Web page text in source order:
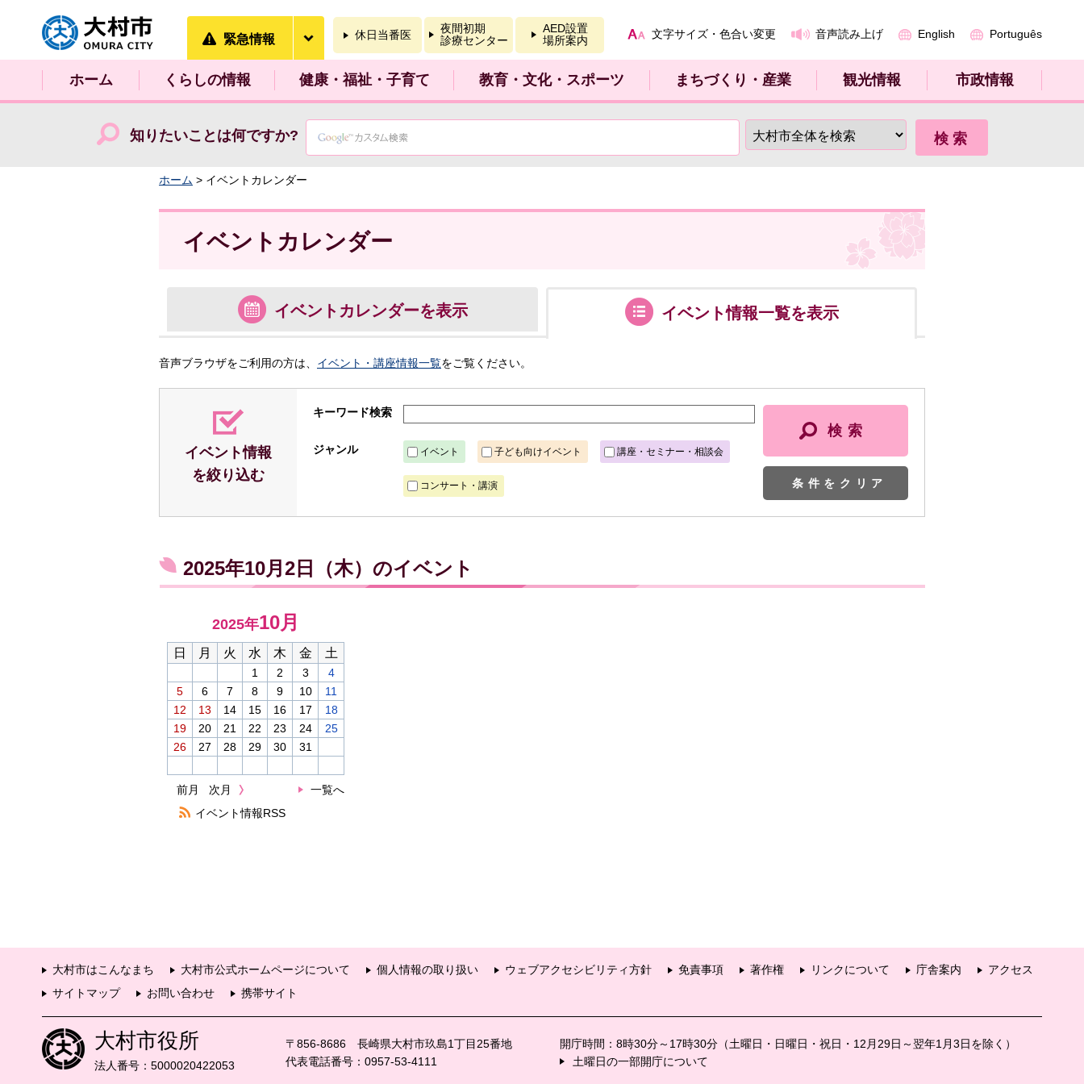
大村市
緊急情報 休日当番医
夜間初期
診療センター
AED設置
場所案内
文字サイズ・色合い変更 音声読み上げ English Português
ホーム くらしの情報 健康・福祉・子育て 教育・文化・スポーツ まちづくり・産業 観光情報 市政情報
知りたいことは何ですか?
ホーム > イベントカレンダー
イベントカレンダー
イベント カレンダーを表示 イベント情報一覧を表示
音声ブラウザをご利用の方は、 イベント・講座情報一覧をご覧ください。
イベント情報
を絞り込む
キーワード検索
ジャンル イベント 子ども向けイベント 講座・セミナー・相談会
コンサート・講演 条件をクリア
2025年10月2日（木）のイベント
2025年10月
日 月 火 水 木 金 土
1 2 3
4
5
6 7 8 9 10
11
12
13 14 15 16 17
18
19
20 21 22 23 24
25
26
27 28 29 30 31
前月 一覧へ
次月
イベント情報RSS
大村市はこんなまち 大村市公式ホームページについて 個人情報の取り扱い ウェブアクセシビリティ方針 免責事項 著作権 リンクについて 庁舎案内
アクセス
サイトマップ
お問い合わせ 携帯サイト
大村市役所
法人番号：5000020422053
〒856-8686 長崎県大村市玖島1丁目25番地
代表電話番号：0957-53-4111
開庁時間：8時30分～17時30分（土曜日・日曜日・祝日・12月29日～翌年1月3日を除く）
土曜日の一部開庁について